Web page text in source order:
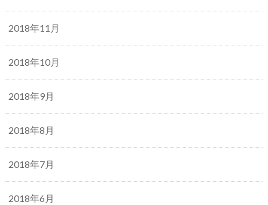
2018年11月
2018年10月
2018年9月
2018年8月
2018年7月
2018年6月